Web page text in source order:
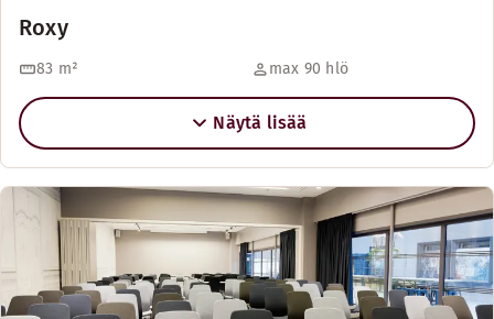
Roxy
83 m² max 90 hlö
Näytä lisää